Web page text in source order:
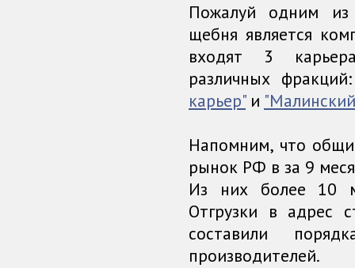
Пожалуй одним из
щебня является
входят 3
различных
карьер"и
Напомним, что
рынок РФ в за 9
Из них более 10
Отгрузки в адрес
составили
производителей.